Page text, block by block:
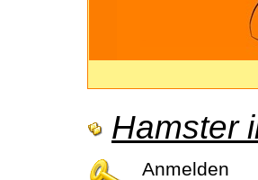
Hamster
Anmelden